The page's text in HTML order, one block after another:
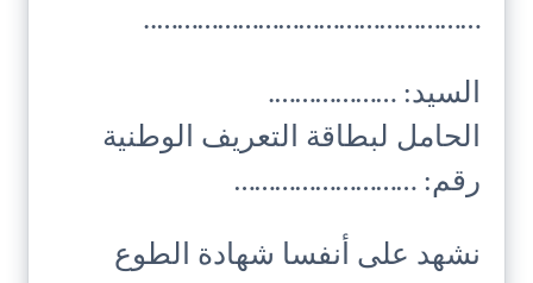
…………………………………………..
السيد: ……………….
الحامل لبطاقة التعريف الوطنية
رقم: ………………………
نشهد على أنفسا شهادة الطوع